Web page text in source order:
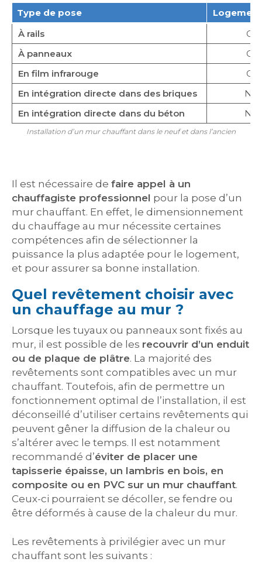
Type de pose
À rails
Oui
À panneaux
Oui
En film infrarouge
Oui
En intégration directe dans des briques
En intégration directe dans du béton
Installation d’un mur chauffant dans le neuf et dans l’ancien
Il est nécessaire de faire appel à un
chauffagiste professionnel pour la pose d’un
mur chauffant. En effet, le dimensionnement
du chauffage au mur nécessite certaines
compétences afin de sélectionner la
puissance la plus adaptée pour le logement,
et pour assurer sa bonne installation.
Quel revêtement choisir avec
un chauffage au mur ?
Lorsque les tuyaux ou panneaux sont fixés au
mur, il est possible de les recouvrir d’un enduit
ou de plaque de plâtre. La majorité des
revêtements sont compatibles avec un mur
chauffant. Toutefois, afin de permettre un
fonctionnement optimal de l’installation, il est
déconseillé d’utiliser certains revêtements qui
peuvent gêner la diffusion de la chaleur ou
s’altérer avec le temps. Il est notamment
recommandé d’éviter de placer une
tapisserie épaisse, un lambris en bois, en
composite ou en PVC sur un mur chauffant.
Ceux-ci pourraient se décoller, se fendre ou
être déformés à cause de la chaleur du mur.
Les revêtements à privilégier avec un mur
chauffant sont les suivants :